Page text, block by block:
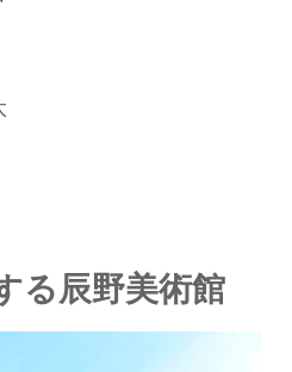
る辰野美術館